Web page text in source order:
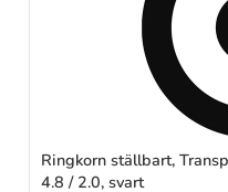
Ringkorn ställbart,
4.8 / 2.0, svart